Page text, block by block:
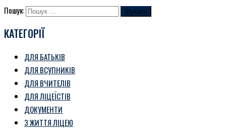
Пошук:
КАТЕГОРІЇ
ДЛЯ БАТЬКІВ
ДЛЯ ВСУПНИКІВ
ДЛЯ ВЧИТЕЛІВ
ДЛЯ ЛІЦЕЇСТІВ
ДОКУМЕНТИ
З ЖИТТЯ ЛІЦЕЮ